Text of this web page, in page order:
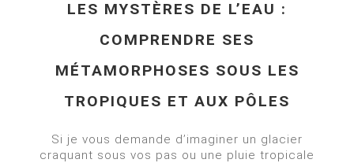
LES MYSTÈRES DE L’EAU :
COMPRENDRE SES
MÉTAMORPHOSES SOUS LES
TROPIQUES ET AUX PÔLES
Si je vous demande d’imaginer un glacier
craquant sous vos pas ou une pluie tropicale